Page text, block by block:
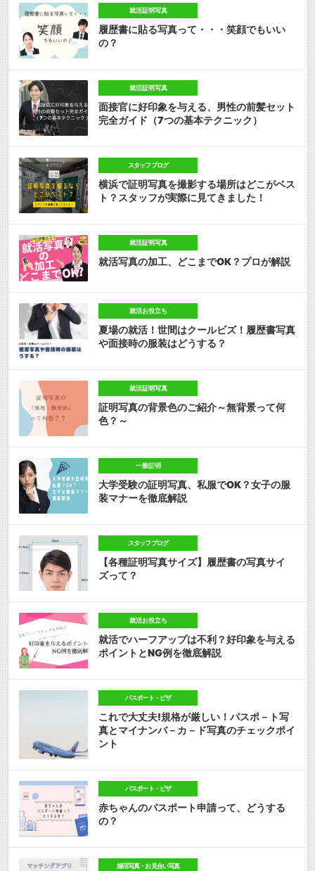
就活証明写真
履歴書に貼る写真って・・・笑顔でもいい
の？
就活証明写真
面接官に好印象を与える、男性の前髪セット
完全ガイド（7つの基本テクニック）
スタッフブログ
横浜で証明写真を撮影する場所はどこがベス
ト？スタッフが実際に見てきました！
就活証明写真
就活写真の加工、どこまでOK？プロが解説
就活お役立ち
夏場の就活！世間はクールビズ！履歴書写真
や面接時の服装はどうする？
就活証明写真
証明写真の背景色のご紹介～無背景って何
色？～
一般証明
大学受験の証明写真、私服でOK？女子の服
装マナーを徹底解説
スタッフブログ
【各種証明写真サイズ】履歴書の写真サイ
ズって？
就活お役立ち
就活でハーフアップは不利？好印象を与える
ポイントとNG例を徹底解説
パスポート・ビザ
これで大丈夫!規格が厳しい！パスポ－ト写
真とマイナンバ－カ－ド写真のチェックポイ
ント
パスポート・ビザ
赤ちゃんのパスポート申請って、どうする
の？
婚活写真・お見合い写真